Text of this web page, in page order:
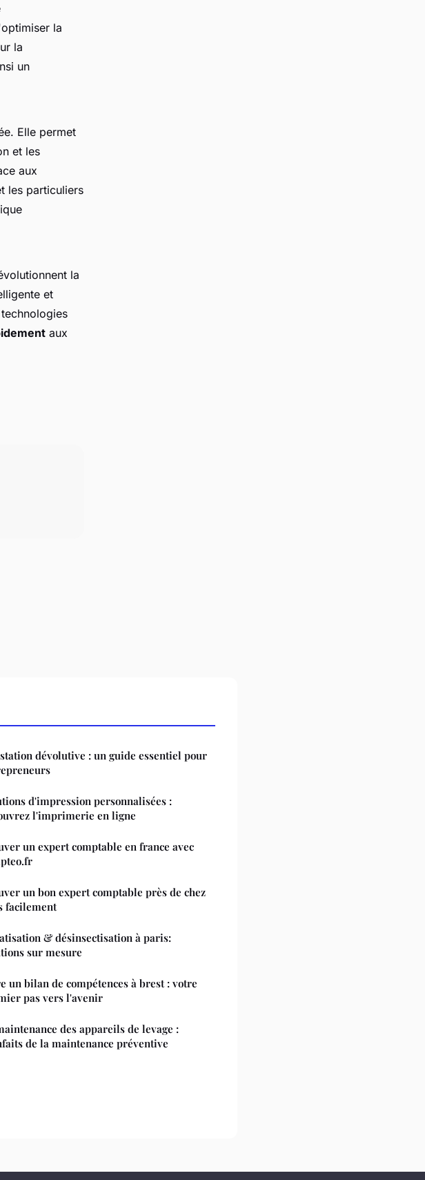
la
la
un
Elle permet
et les
aux
les particuliers
la
et
aux
dévolutive : un guide essentiel pour
d'impression personnalisées :
l'imprimerie en ligne
un expert comptable en france avec
un bon expert comptable près de chez
facilement
& désinsectisation à paris:
sur mesure
un bilan de compétences à brest : votre
pas vers l'avenir
des appareils de levage :
de la maintenance préventive